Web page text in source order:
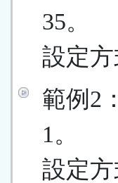
35。
設定方
範例2
1。
設定方